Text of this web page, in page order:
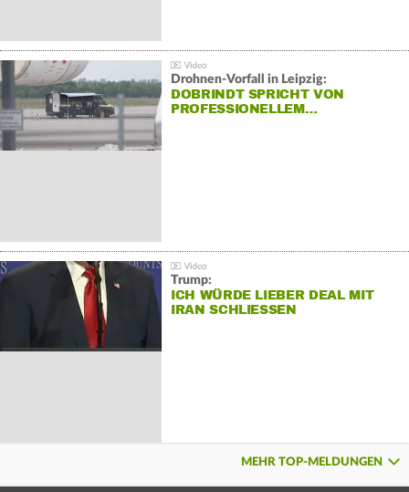
Drohnen-Vorfall in Leipzig:
DOBRINDT SPRICHT VON
PROFESSIONELLEM…
Trump:
ICH WÜRDE LIEBER DEAL MIT
IRAN SCHLIESSEN
MEHR TOP-MELDUNGEN